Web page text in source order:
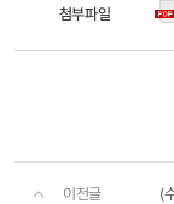
첨부파일
이전글